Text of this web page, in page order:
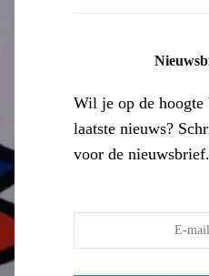
Wil je op de
laatste nieuws?
voor de nieuwsbrief.